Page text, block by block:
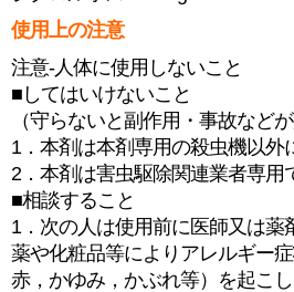
使用上の注意
注意-人体に使用しないこと
■してはいけないこと
（守らないと副作用・事故など
1．本剤は本剤専用の殺虫機以外
2．本剤は害虫駆除関連業者専用
■相談すること
1．次の人は使用前に医師又は薬
薬や化粧品等によりアレルギー
赤，かゆみ，かぶれ等）を起こ